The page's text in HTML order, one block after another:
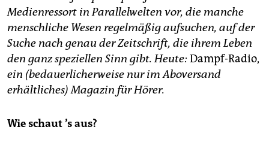
epaper login
Medienressort in Parallelwelten vor, die manche
menschliche Wesen regelmäßig aufsuchen, auf der
Suche nach genau der Zeitschrift, die ihrem Leben
den ganz speziellen Sinn gibt. Heute: Dampf-Radio,
ein (bedauerlicherweise nur im Aboversand
erhältliches) Magazin für Hörer.
Wie schaut’s aus?